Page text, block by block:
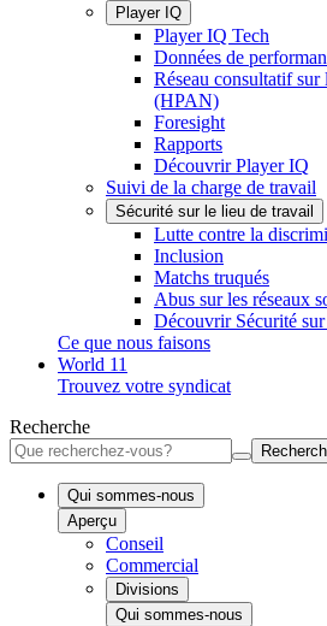
Player IQ
Player IQ Tech
Données de
Réseau consultatif sur
(HPAN)
Foresight
Rapports
Découvrir Player IQ
Suivi de la charge de travail
Sécurité sur le lieu de travail
Lutte contre la
Inclusion
Matchs truqués
Abus sur les réseaux
Découvrir Sécurité
Ce que nous faisons
World 11
Trouvez votre syndicat
Recherche
Qui sommes-nous
Aperçu
Conseil
Commercial
Divisions
Qui sommes-nous